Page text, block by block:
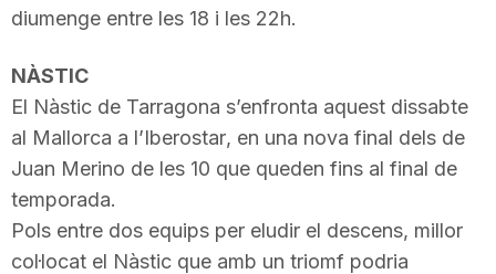
diumenge entre les 18 i les 22h.
NÀSTIC
El Nàstic de Tarragona s’enfronta aquest dissabte
al Mallorca a l’Iberostar, en una nova final dels de
Juan Merino de les 10 que queden fins al final de
temporada.
Pols entre dos equips per eludir el descens, millor
col·locat el Nàstic que amb un triomf podria